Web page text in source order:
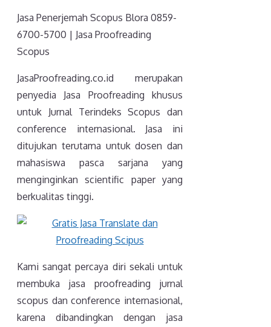
Jasa Penerjemah Scopus Blora 0859-
6700-5700 | Jasa Proofreading
Scopus
JasaProofreading.co.id merupakan
penyedia Jasa Proofreading khusus
untuk Jurnal Terindeks Scopus dan
conference internasional. Jasa ini
ditujukan terutama untuk dosen dan
mahasiswa pasca sarjana yang
menginginkan scientific paper yang
berkualitas tinggi.
Kami sangat percaya diri sekali untuk
membuka jasa proofreading jurnal
scopus dan conference internasional,
karena dibandingkan dengan jasa